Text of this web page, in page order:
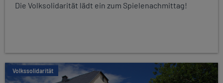
Die Volksolidarität lädt ein zum Spielenachmittag!
Volkssolidarität